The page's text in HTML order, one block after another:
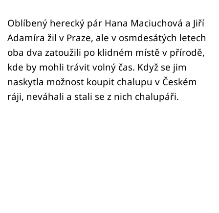
Oblíbený herecký pár Hana Maciuchová a Jiří
Adamíra žil v Praze, ale v osmdesátých letech
oba dva zatoužili po klidném místě v přírodě,
kde by mohli trávit volný čas. Když se jim
naskytla možnost koupit chalupu v Českém
ráji, neváhali a stali se z nich chalupáři.